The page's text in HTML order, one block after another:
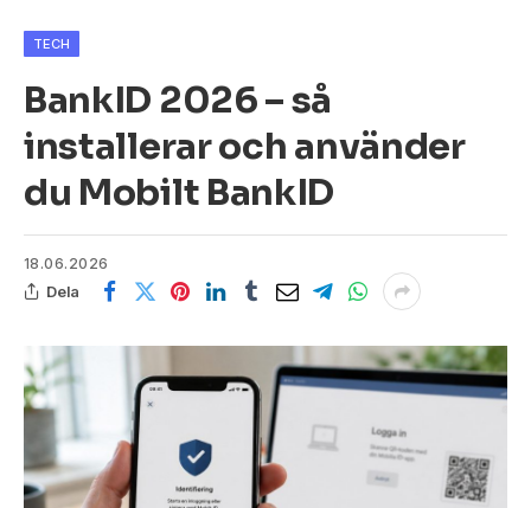
TECH
BankID 2026 – så
installerar och använder
du Mobilt BankID
18.06.2026
Dela